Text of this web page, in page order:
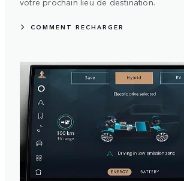
COMMENT RECHARGER